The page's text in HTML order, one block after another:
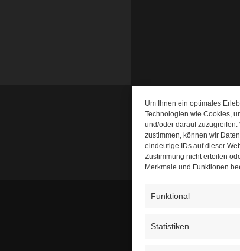
Um Ihnen ein optimales
Technologien wie Cookies,
und/oder darauf
zustimmen, können wir
eindeutige IDs auf dieser
Zustimmung nicht erteilen
Merkmale und Funktionen
Funktional
Statistiken